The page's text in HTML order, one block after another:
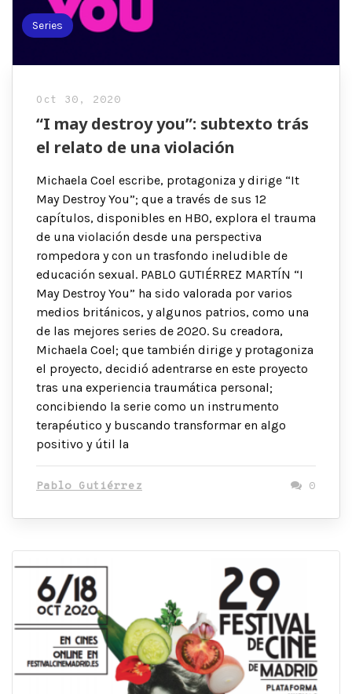
Series
Oct 30, 2020
“I may destroy you”: subtexto trás
el relato de una violación
Michaela Coel escribe, protagoniza y dirige “It
May Destroy You”; que a través de sus 12
capítulos, disponibles en HBO, explora el trauma
de una violación desde una perspectiva
rompedora y con un trasfondo ineludible de
educación sexual. PABLO GUTIÉRREZ MARTÍN “I
May Destroy You” ha sido valorada por varios
medios británicos, y algunos patrios, como una
de las mejores series de 2020. Su creadora,
Michaela Coel; que también dirige y protagoniza
el proyecto, decidió adentrarse en este proyecto
tras una experiencia traumática personal;
concibiendo la serie como un instrumento
terapéutico y buscando transformar en algo
positivo y útil la
Pablo Gutiérrez 0